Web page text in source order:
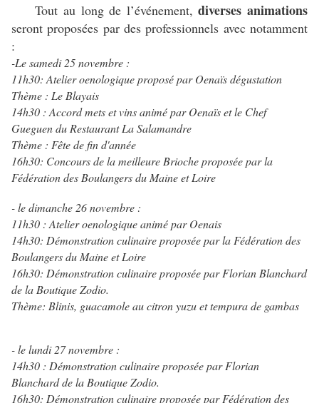
Tout au long de l’événement,diverses animations
seront proposées par des professionnels avec notamment
:
-Le samedi 25 novembre :
11h30: Atelier oenologique proposé par Oenaïs dégustation
Thème : Le Blayais
14h30 : Accord mets et vins animé par Oenaïs et le Chef
Gueguen du Restaurant La Salamandre
Thème : Fête de fin d'année
16h30: Concours de la meilleure Brioche proposée par la
Fédération des Boulangers du Maine et Loire
- le dimanche 26 novembre :
11h30 : Atelier oenologique animé par Oenais
14h30: Démonstration culinaire proposée par la Fédération des
Boulangers du Maine et Loire
16h30: Démonstration culinaire proposée par Florian Blanchard
de la Boutique Zodio.
Thème: Blinis, guacamole au citron yuzu et tempura de gambas
- le lundi 27 novembre :
14h30 : Démonstration culinaire proposée par Florian
Blanchard de la Boutique Zodio.
16h30: Démonstration culinaire proposée par Fédération des